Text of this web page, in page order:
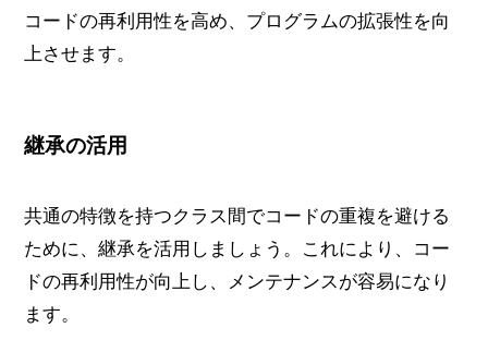
コードの再利用性を高め、プログラムの拡張性を向
上させます。
継承の活用
共通の特徴を持つクラス間でコードの重複を避ける
ために、継承を活用しましょう。これにより、コー
ドの再利用性が向上し、メンテナンスが容易になり
ます。